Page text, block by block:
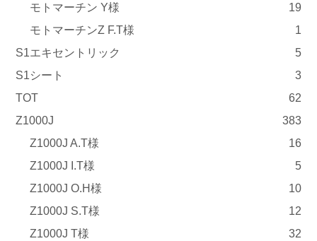
モトマーチン Y様
19
モトマーチンZ F.T様
1
S1エキセントリック
5
S1シート
3
TOT
62
Z1000J
383
Z1000J A.T様
16
Z1000J I.T様
5
Z1000J O.H様
10
Z1000J S.T様
12
Z1000J T様
32